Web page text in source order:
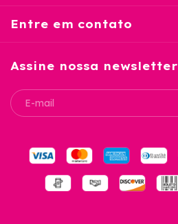
Entre em contato
Assine nossa newsletter